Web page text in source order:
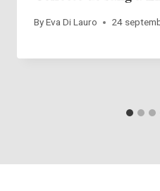
ByEva Di Lauro 24